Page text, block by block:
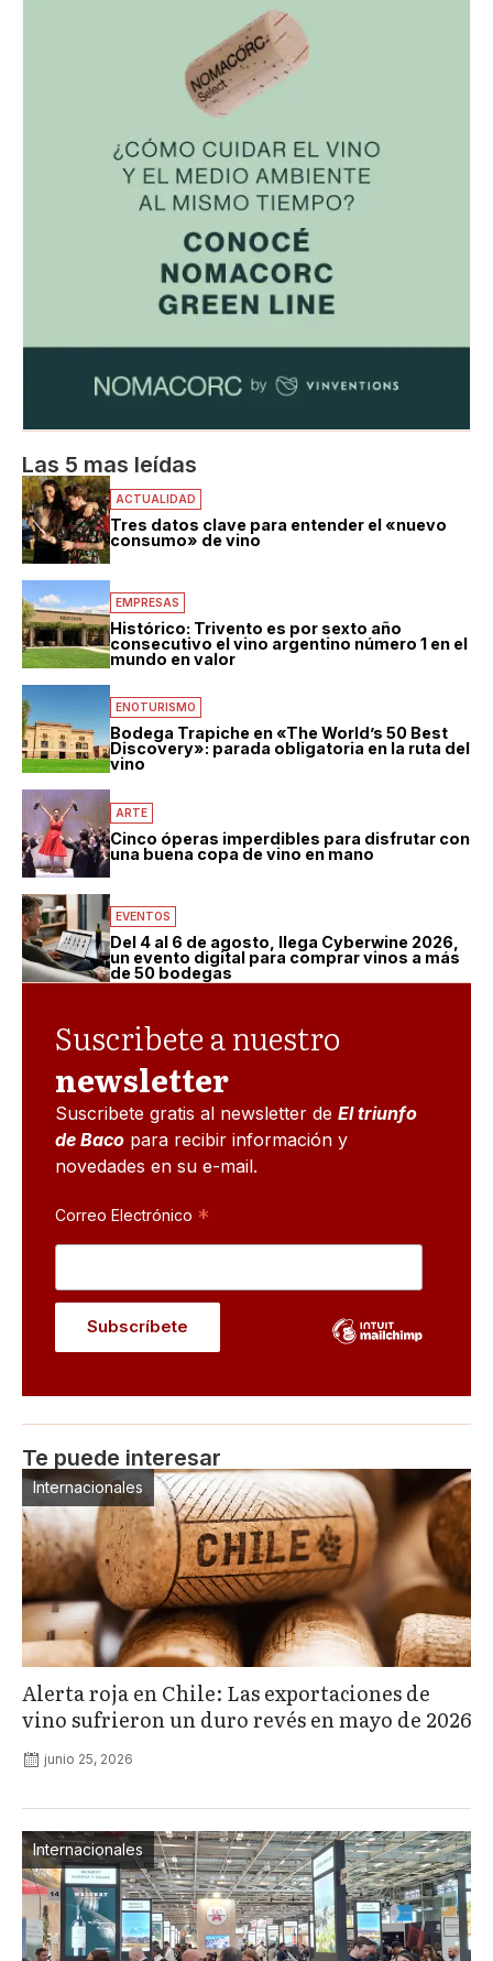
Las 5 mas leídas
ACTUALIDAD
Tres datos clave para entender el «nuevo
consumo» de vino
EMPRESAS
Histórico: Trivento es por sexto año
consecutivo el vino argentino número 1 en el
mundo en valor
ENOTURISMO
Bodega Trapiche en «The World’s 50 Best
Discovery»: parada obligatoria en la ruta del
vino
ARTE
Cinco óperas imperdibles para disfrutar con
una buena copa de vino en mano
EVENTOS
Del 4 al 6 de agosto, llega Cyberwine 2026,
un evento digital para comprar vinos a más
de 50 bodegas
Suscribete a nuestro
newsletter
Suscribete gratis al newsletter de El triunfo
de Baco para recibir información y
novedades en su e-mail.
Correo Electrónico *
Te puede interesar
Internacionales
Alerta roja en Chile: Las exportaciones de
vino sufrieron un duro revés en mayo de 2026
junio 25, 2026
Internacionales